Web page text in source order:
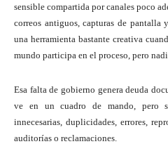
sensible compartida por canales poco
correos antiguos, capturas de pantalla
una herramienta bastante creativa
mundo participa en el proceso, pero
Esa falta de gobierno genera deuda
ve en un cuadro de mando, pero
innecesarias, duplicidades, errores,
auditorías o reclamaciones.